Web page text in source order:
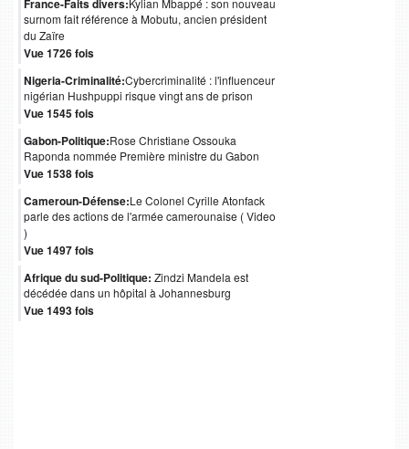
France-Faits divers:Kylian Mbappé : son nouveau
surnom fait référence à Mobutu, ancien président
du Zaïre
Vue 1726 fois
Nigeria-Criminalité:Cybercriminalité : l'influenceur
nigérian Hushpuppi risque vingt ans de prison
Vue 1545 fois
Gabon-Politique:Rose Christiane Ossouka
Raponda nommée Première ministre du Gabon
Vue 1538 fois
Cameroun-Défense:Le Colonel Cyrille Atonfack
parle des actions de l'armée camerounaise ( Video
)
Vue 1497 fois
Afrique du sud-Politique: Zindzi Mandela est
décédée dans un hôpital à Johannesburg
Vue 1493 fois